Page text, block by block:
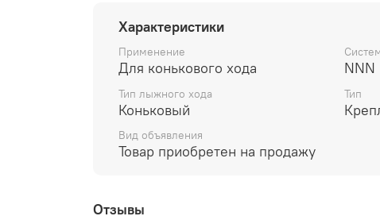
Характеристики
Применение
Для конькового хода NNN
Тип лыжного хода
Коньковый
Тип
Вид объявления
Товар приобретен на продажу
Отзывы